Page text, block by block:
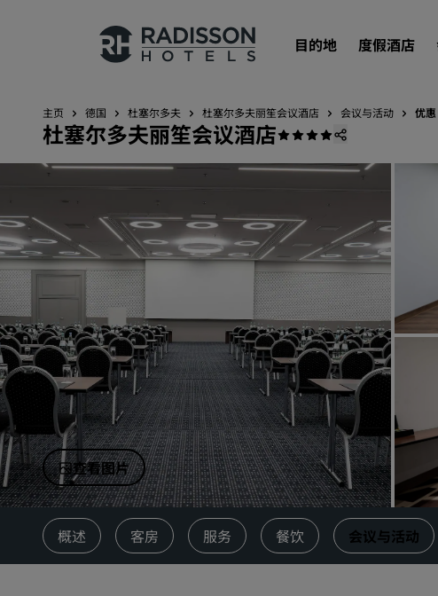
目的地 度假酒店
我们的品牌
中国附属品牌
主页 德国 杜塞尔多夫 杜塞尔多夫丽笙会议酒店 会议与活动 优惠
杜塞尔多夫丽笙会议酒店
查看图片
概述 客房 服务 餐饮 会议与活动